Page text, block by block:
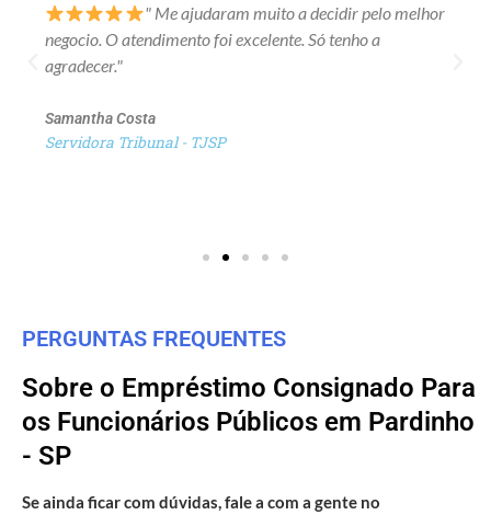
" Me ajudaram muito a decidir pelo melhor
negocio. O atendimento foi excelente. Só tenho a
agradecer."
Samantha Costa
Servidora Tribunal - TJSP
PERGUNTAS FREQUENTES
Sobre o Empréstimo Consignado Para
os Funcionários Públicos em Pardinho
- SP
Se ainda ficar com dúvidas, fale a com a gente no